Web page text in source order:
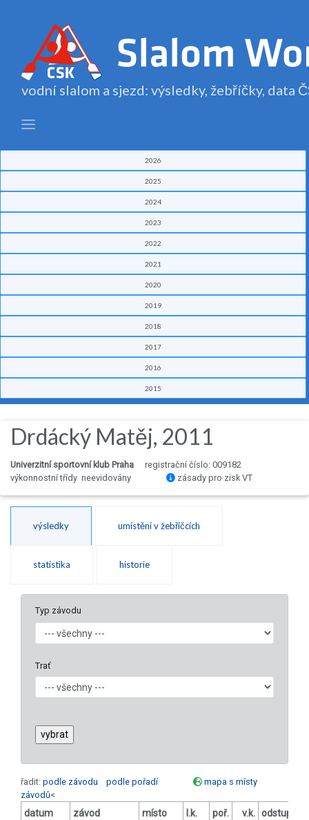
vodní slalom a sjezd: výsledky, žebříčky, data
2026
2025
2024
2023
2022
2021
2020
2019
2018
2017
2016
2015
Drdácký Matěj, 2011
Univerzitní sportovní klub Praha
registrační číslo: 009182
výkonnostní třídy neevidovány
zásady pro zisk VT
výsledky umístění v žebříčcích
statistika historie
Typ závodu
Trať
řadit: podle závodu podle pořadí
mapa s místy
závodů<
datum závod místo l.k. poř. v.k. odstup